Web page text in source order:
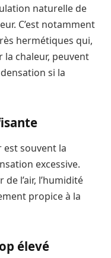
naturelle de
C’est notamment
hermétiques qui,
la chaleur, peuvent
si la
est souvent la
excessive.
l’air, l’humidité
propice à la
élevé